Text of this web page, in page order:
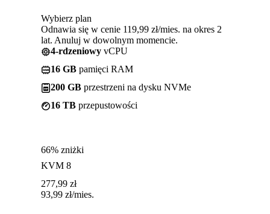
Wybierz plan
Odnawia się w cenie 119,99 zł/mies. na okres 2
lat. Anuluj w dowolnym momencie.
4-rdzeniowy vCPU
16 GB pamięci RAM
200 GB przestrzeni na dysku NVMe
16 TB przepustowości
66% zniżki
KVM 8
277,99 zł
93,99 zł/mies.